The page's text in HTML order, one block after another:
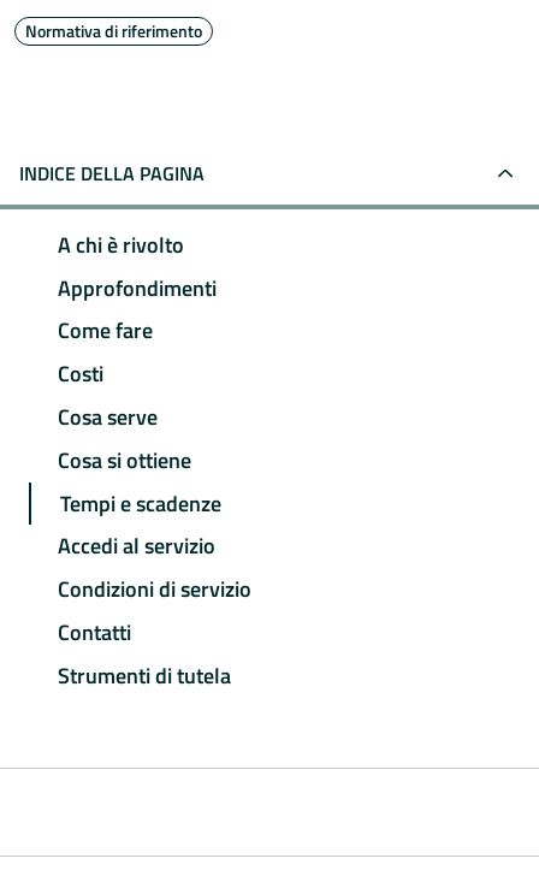
Normativa di riferimento
INDICE DELLA PAGINA
A chi è rivolto
Approfondimenti
Come fare
Costi
Cosa serve
Cosa si ottiene
Tempi e scadenze
Accedi al servizio
Condizioni di servizio
Contatti
Strumenti di tutela